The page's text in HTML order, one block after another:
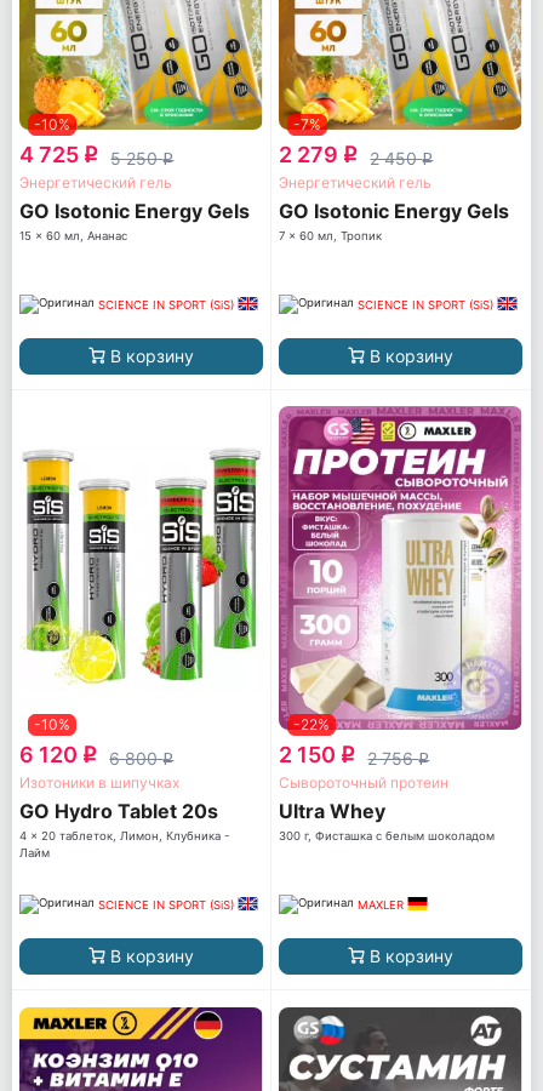
-10%
4 725 q 5 250q
Энергетический гель
GO Isotonic Energy Gels
15 x 60 мл, Ананас
SCIENCE IN SPORT (SiS)
В корзину
-7%
2 279 q 2 450q
Энергетический гель
GO Isotonic Energy Gels
7 x 60 мл, Тропик
SCIENCE IN SPORT (SiS)
В корзину
-10%
6 120 q 6 800q
Изотоники в шипучках
GO Hydro Tablet 20s
4 x 20 таблеток, Лимон, Клубника -
Лайм
SCIENCE IN SPORT (SiS)
В корзину
-22%
2 150 q 2 756q
Сывороточный протеин
Ultra Whey
300 г, Фисташка с белым шоколадом
MAXLER
В корзину